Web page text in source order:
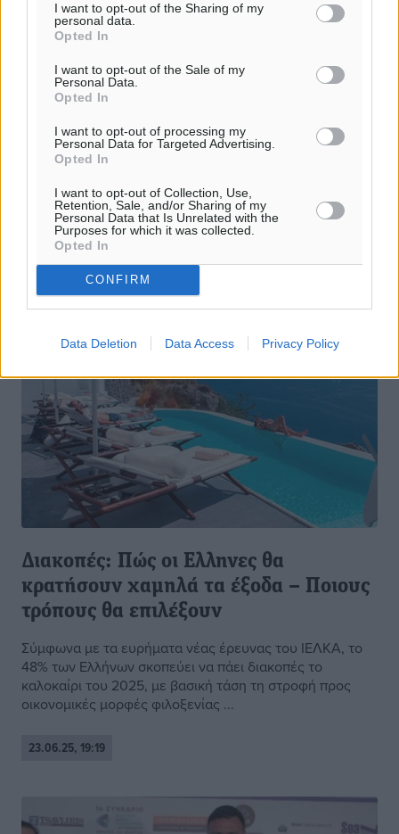
I want to opt-out of the Sharing of my
personal data.
Opted In
I want to opt-out of the Sale of my
Personal Data.
Opted In
I want to opt-out of processing my
Personal Data for Targeted Advertising.
Opted In
I want to opt-out of Collection, Use,
Retention, Sale, and/or Sharing of my
Personal Data that Is Unrelated with the
Purposes for which it was collected.
Opted In
CONFIRM
Data Deletion Data Access Privacy Policy
Ελληνικό τουρισμό το α’ τετράμηνο
εισπράξεις στη χώρα τον Απρίλιο του 2025, σύμφωνα με
το Ταξιδιωτικό Ισοζύγιο της ΤτΕ για τον Απρίλιο του
2025, το οποίο ...
23.06.25, 19:36
Διακοπές: Πώς οι Ελληνες θα
κρατήσουν χαμηλά τα έξοδα – Ποιους
τρόπους θα επιλέξουν
Σύμφωνα με τα ευρήματα νέας έρευνας του ΙΕΛΚΑ, το
48% των Ελλήνων σκοπεύει να πάει διακοπές το
καλοκαίρι του 2025, με βασική τάση τη στροφή προς
οικονομικές μορφές φιλοξενίας ...
23.06.25, 19:19